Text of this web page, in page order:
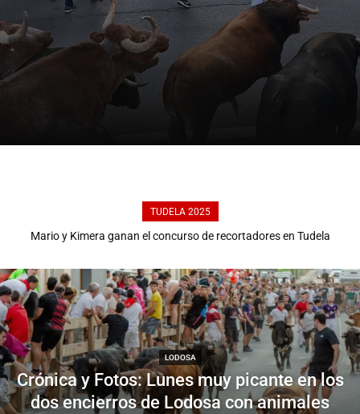
TUDELA 2025
Mario y Kimera ganan el concurso de recortadores en Tudela
Quinto encierro de Tudela 2025: tres encierros en uno, emoción y
LODOSA
Crónica y Fotos: Lunes muy picante en los
dos encierros de Lodosa con animales